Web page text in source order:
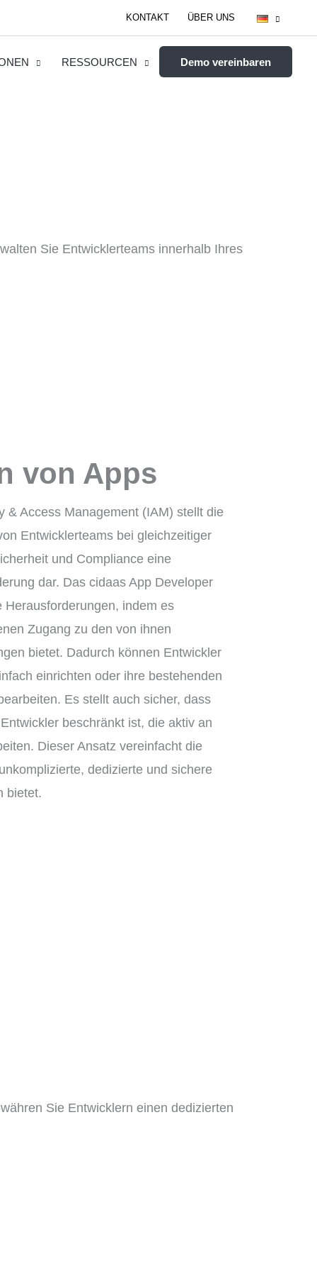
KONTAKT ÜBER UNS
RESSOURCEN Demo vereinbaren
von Apps
& Access Management (IAM) stellt die
Entwicklerteams bei gleichzeitiger
und Compliance eine
dar. Das cidaas App Developer
Herausforderungen, indem es
Zugang zu den von ihnen
bietet. Dadurch können Entwickler
einrichten oder ihre bestehenden
Es stellt auch sicher, dass
beschränkt ist, die aktiv an
Dieser Ansatz vereinfacht die
dedizierte und sichere
bietet.